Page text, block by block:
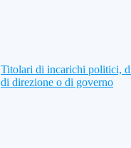
Titolari di incarichi politici,
di direzione o di governo